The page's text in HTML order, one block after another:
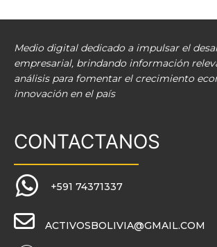
Medio digital dedicado a impulsar el
empresarial, brindando información
análisis para fomentar el crecimiento
innovación en el país
CONTACTANOS
+591 74371337
ACTIVOSBOLIVIA@GMAIL.COM